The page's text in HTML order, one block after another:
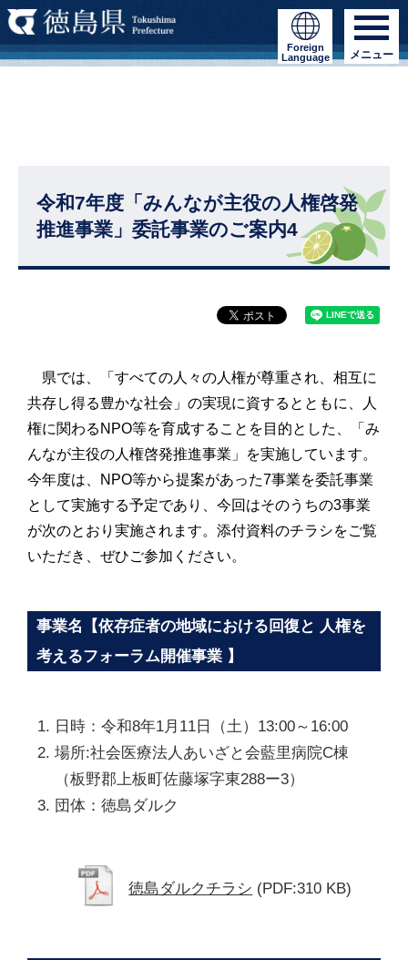
Foreign
Language
メニュー
令和7年度「みんなが主役の人権啓発
推進事業」委託事業のご案内4
県では、「すべての人々の人権が尊重され、相互に
共存し得る豊かな社会」の実現に資するとともに、人
権に関わるNPO等を育成することを目的とした、「み
んなが主役の人権啓発推進事業」を実施しています。
今年度は、NPO等から提案があった7事業を委託事業
として実施する予定であり、今回はそのうちの3事業
が次のとおり実施されます。添付資料のチラシをご覧
いただき、ぜひご参加ください。
事業名【依存症者の地域における回復と 人権を
考えるフォーラム開催事業 】
日時：令和8年1月11日（土）13:00～16:00
場所:社会医療法人あいざと会藍里病院C棟
（板野郡上板町佐藤塚字東288ー3）
団体：徳島ダルク
徳島ダルクチラシ (PDF:310 KB)